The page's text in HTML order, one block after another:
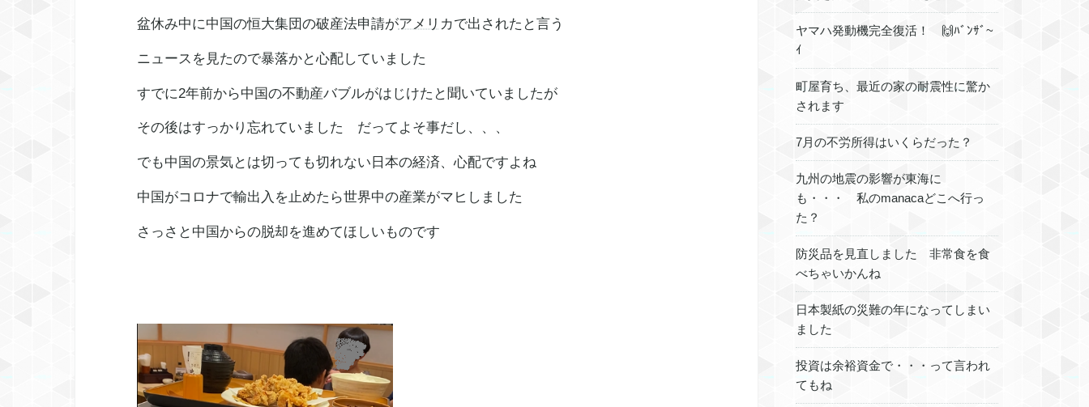
盆休み中に中国の恒大集団の破産法申請がアメリ カで出されたと言う
ニュースを見たので暴落かと心配していました
すでに2年前から中国の不動産バブルがはじけたと聞いていましたが
その後はすっかり忘れていました だってよそ事だし、、、
でも中国の景気とは切っても切れない日本の経済、心配ですよね
中国がコロナで輸出入を止めたら世界中の産業がマヒしました
さっさと中国からの脱却を進めてほしいものです
ヤマハ発動機完全復活！ 🙌ﾊﾞﾝｻﾞ~
ｲ
町屋育ち、最近の家の耐震性に驚か
されます
7月の不労所得はいくらだった？
九州の地震の影響が東海に
も・・・ 私のmanacaどこへ行っ
た？
防災品を見直しました 非常食を食
べちゃいかんね
日本製紙の災難の年になってしまい
ました
投資は余裕資金で・・・って言われ
てもね